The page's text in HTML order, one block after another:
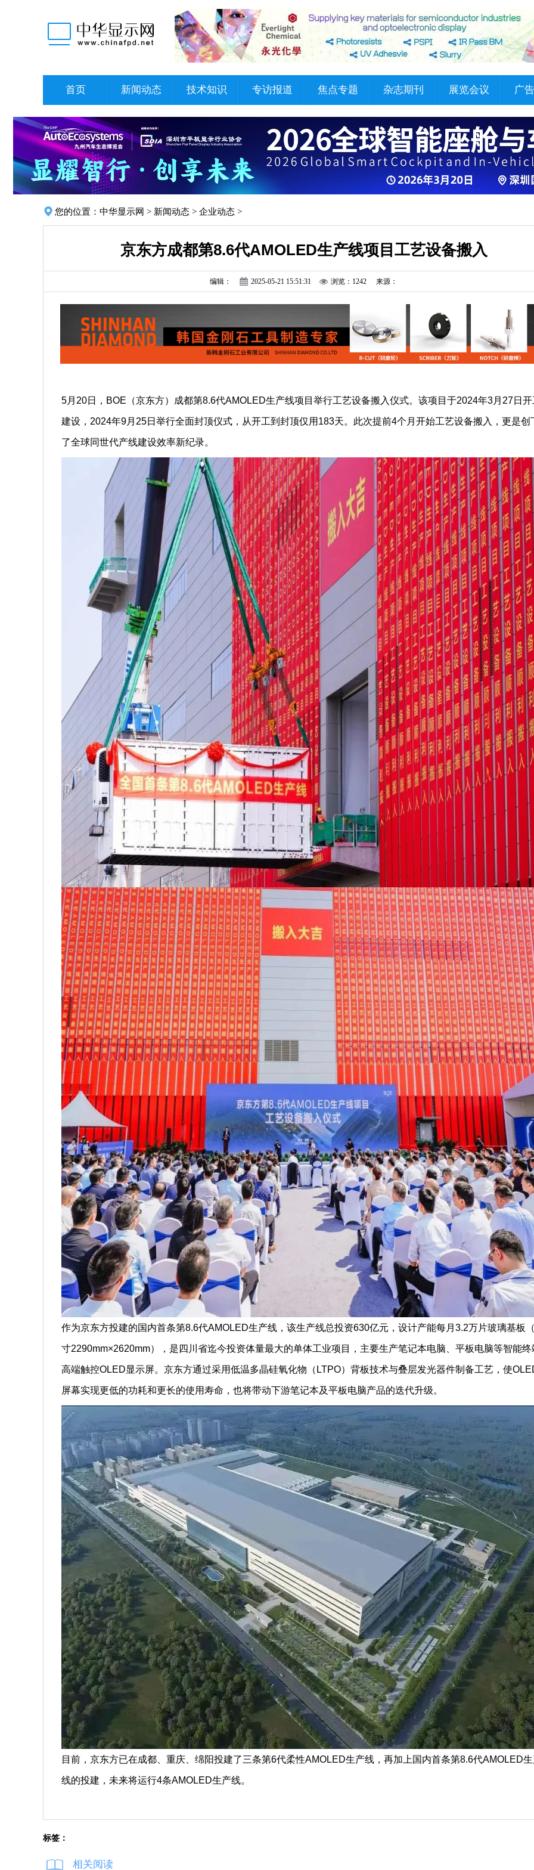
首页 新闻动态 技术知识 专访报道 焦点专题 杂志期刊 展览会议 广
您的位置： 中华显示网 > 新闻动态 > 企业动态 >
京东方成都第8.6代AMOLED生产线项目工艺设备搬入
编辑： 2025-05-21 15:51:31 浏览：1242 来源：
5月20日，BOE（京东方）成都第8.6代AMOLED生产线项目举行工艺设备搬入仪式。该项目于2024年3月27日开
建设，2024年9月25日举行全面封顶仪式，从开工到封顶仅用183天。此次提前4个月开始工艺设备搬入，更是创
了全球同世代产线建设效率新纪录。
作为京东方投建的国内首条第8.6代AMOLED生产线，该生产线总投资630亿元，设计产能每月3.2万片玻璃基板
寸2290mm×2620mm），是四川省迄今投资体量最大的单体工业项目，主要生产笔记本电脑、平板电脑等智能终
高端触控OLED显示屏。京东方通过采用低温多晶硅氧化物（LTPO）背板技术与叠层发光器件制备工艺，使
屏幕实现更低的功耗和更长的使用寿命，也将带动下游笔记本及平板电脑产品的迭代升级。
目前，京东方已在成都、重庆、绵阳投建了三条第6代柔性AMOLED生产线，再加上国内首条第8.6代AMOLED
线的投建，未来将运行4条AMOLED生产线。
标签：
相关阅读